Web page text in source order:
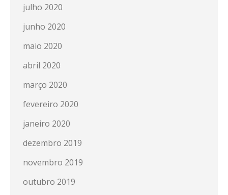
julho 2020
junho 2020
maio 2020
abril 2020
março 2020
fevereiro 2020
janeiro 2020
dezembro 2019
novembro 2019
outubro 2019